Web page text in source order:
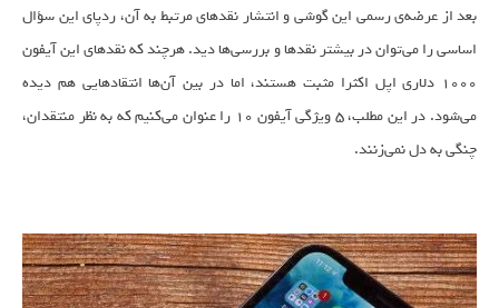
بعد از عرضه‌ی رسمی این گوشی و انتشار نقدهای مرتبط به آن، ردپای این سؤال
اساسی را می‌توان در بیشتر نقدها و بررسی‌ها دید. هرچند که نقدهای این آیفون
۱۰۰۰ دلاری اپل اکثرا مثبت هستند، اما در بین آن‌ها انتقادهایی هم دیده
می‌شود. در این مطلب، ۵ ویژگی آیفون ۱۰ را عنوان می‌کنیم که به نظر منتقدان،
چنگی به دل نمی‌زنند.